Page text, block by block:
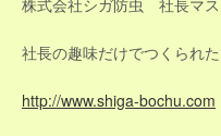
ー
シ
ョ
株式会社シガ防虫 社長マス
社長の趣味だけでつくられ
http://www.shiga-bochu.com